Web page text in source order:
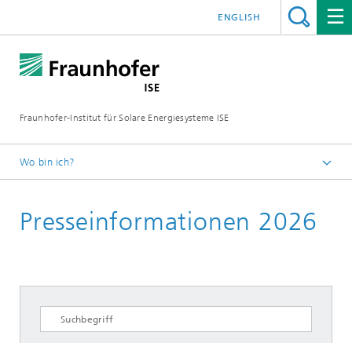
Fraunhofer-Institut für Solare Energiesysteme ISE
ENGLISH
Wo bin ich?
Presseinformationen 2026